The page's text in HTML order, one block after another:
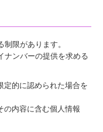
限があります。
ナンバーの提供を求める
定的に認められた場合を
内容に含む個人情報